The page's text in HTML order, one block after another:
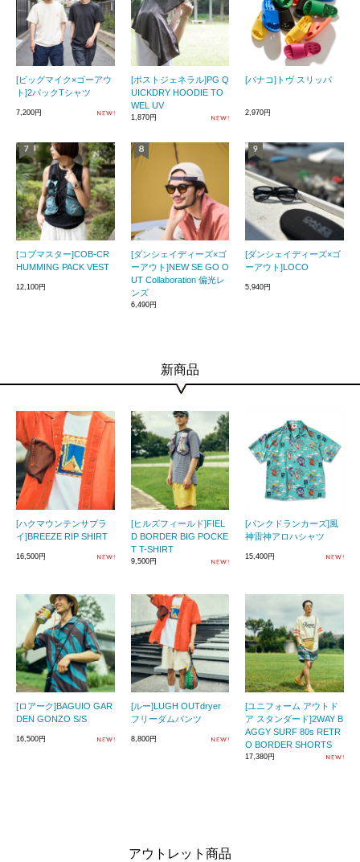
[ビッグマイク×ゴーアウ
ト]2パックTシャツ
7,200円
[ポストジェネラル]PG Q
UICKDRY HOODIE TO
WEL UV
1,870円
[バナコ]トヴ スリッパ
2,970円
[コブマスター]COB-CR
HUMMING PACK VEST
12,100円
[ダンシェイディーズ×ゴ
ーアウト]NEW SE GO O
UT Collaboration 偏光レ
ンズ
6,490円
[ダンシェイディーズ×ゴ
ーアウト]LOCO
5,940円
新商品
[ハクマウンテンサプラ
イ]BREEZE RIP SHIRT
16,500円
[ヒルズフィールド]FIEL
D BORDER BIG POCKE
T T-SHIRT
9,500円
[パンクドランカーズ]風
神雷神アロハシャツ
15,400円
[ロアーク]BAGUIO GAR
DEN GONZO S/S
16,500円
[ルー]LUGH OUTdryer
フリーダムパンツ
8,800円
[ユニフォーム アウトド
ア スタンダード]2WAY B
AGGY SURF 80s RETR
O BORDER SHORTS
17,380円
アウトレット商品